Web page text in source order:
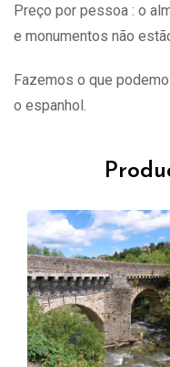
Preço por pessoa : o
e monumentos não
Fazemos o que
o espanhol.